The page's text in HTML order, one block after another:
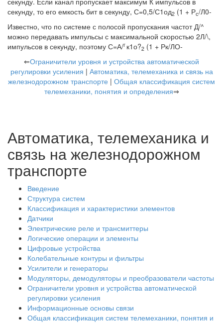
секунду, то его емкость бит в секунду, С=0,5/С1од2 (1 + Рс/Л0-
Известно, что по системе с полосой пропускания частот Д/^
можно передавать импульсы с максимальной скоростью 2Л/\,
импульсов в секунду, поэтому С=А/г к1о?2 (1 + Рк/ЛО-
⇐Ограничители уровня и устройства автоматической
регулировки усиления | Автоматика, телемеханика и связь на
железнодорожном транспорте | Общая классификация систем
телемеханики, понятия и определения⇒
Автоматика, телемеханика и
связь на железнодорожном
транспорте
Введение
Структура систем
Классификация и характеристики элементов
Датчики
Электрические реле и трансмиттеры
Логические операции и элементы
Цифровые устройства
Колебательные контуры и фильтры
Усилители и генераторы
Модуляторы, демодуляторы и преобразователи частоты
Ограничители уровня и устройства автоматической
регулировки усиления
Информационные основы связи
Общая классификация систем телемеханики, понятия и